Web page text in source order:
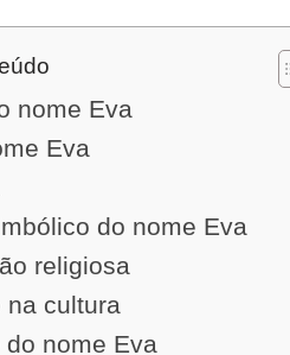
nome Eva
Eva
do nome Eva
religiosa
na cultura
nome Eva